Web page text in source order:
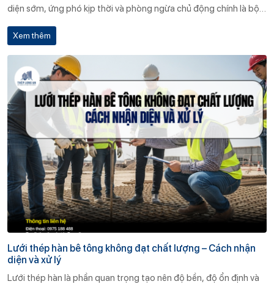
diện sớm, ứng phó kịp thời và phòng ngừa chủ động chính là bộ
khiên vững chắc bảo vệ nhà đầu tư khỏi tổn thất khó lường.
Xem thêm
Lưới thép hàn bê tông không đạt chất lượng – Cách nhận
diện và xử lý
Lưới thép hàn là phần quan trọng tạo nên độ bền, độ ổn định và